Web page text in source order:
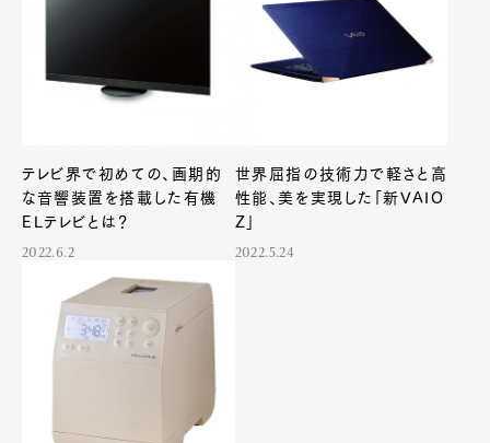
テレビ界で初めての、画期的
な音響装置を搭載した有機
ELテレビとは？
2022.6.2
世界屈指の技術力で軽さと高
性能、美を実現した「新VAIO
Z」
2022.5.24